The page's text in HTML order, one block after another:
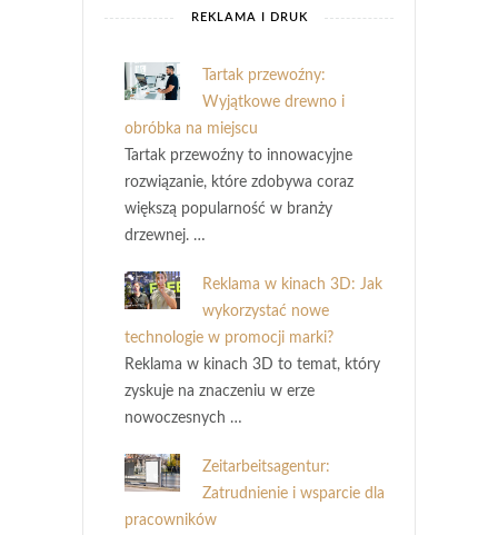
REKLAMA I DRUK
Tartak przewoźny:
Wyjątkowe drewno i
obróbka na miejscu
Tartak przewoźny to innowacyjne
rozwiązanie, które zdobywa coraz
większą popularność w branży
drzewnej. …
Reklama w kinach 3D: Jak
wykorzystać nowe
technologie w promocji marki?
Reklama w kinach 3D to temat, który
zyskuje na znaczeniu w erze
nowoczesnych …
Zeitarbeitsagentur:
Zatrudnienie i wsparcie dla
pracowników